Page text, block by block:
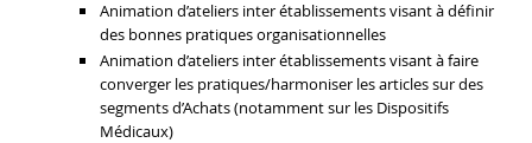
Animation d’ateliers inter établissements visant à définir
des bonnes pratiques organisationnelles
Animation d’ateliers inter établissements visant à faire
converger les pratiques/harmoniser les articles sur des
segments d’Achats (notamment sur les Dispositifs
Médicaux)